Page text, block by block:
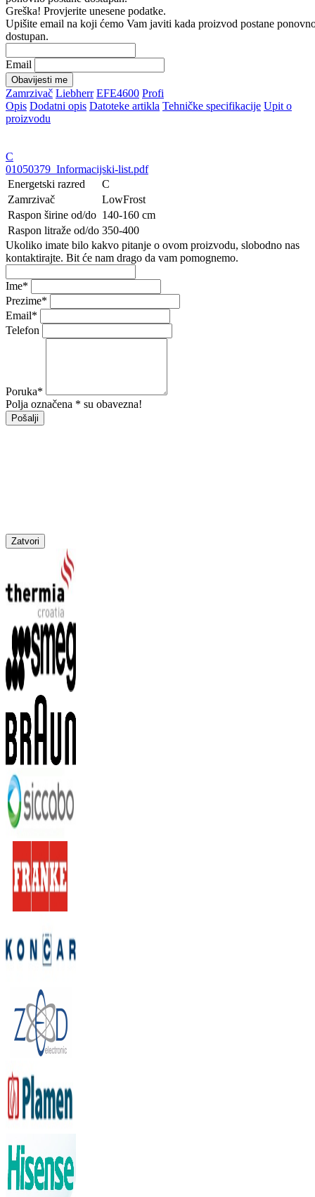
Greška! Provjerite unesene podatke.
Upišite email na koji ćemo Vam javiti kada proizvod postane
dostupan.
Email
Obavijesti me
Zamrzivač Liebherr EFE4600 Profi
Opis Dodatni opis Datoteke artikla Tehničke specifikacije Upit o
proizvodu
C
01050379_Informacijski-list.pdf
Energetski razred
C
Zamrzivač
LowFrost
Raspon širine od/do 140-160 cm
Raspon litraže od/do 350-400
Ukoliko imate bilo kakvo pitanje o ovom proizvodu, slobodno nas
kontaktirajte. Bit će nam drago da vam pomognemo.
Ime*
Prezime*
Email*
Telefon
Poruka*
Polja označena * su obavezna!
Pošalji
Zatvori